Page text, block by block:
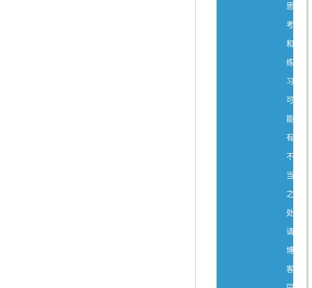
思
考
和
练
习，
可
能
有
不
当
之
处，
请
博
客